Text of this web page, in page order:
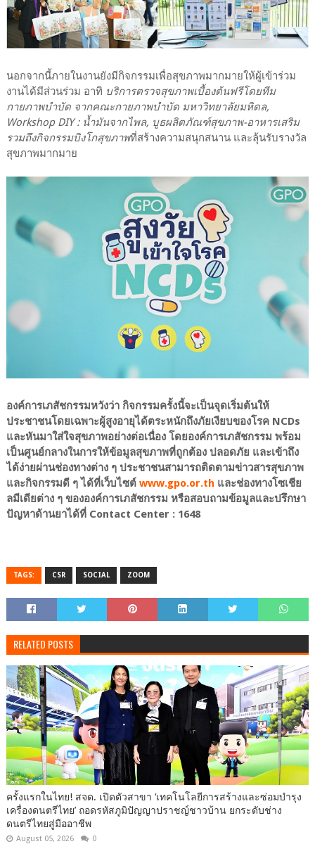
นอกจากนี้ภายในงานยังมีกิจกรรมเพื่อสุขภาพมากมายให้ผู้เข้าร่วม
งานได้มีส่วนร่วม อาทิ บริการตรวจสุขภาพเบื้องต้นฟรีโดยทีม
กายภาพบำบัด จากคณะกายภาพบำบัด มหาวิทยาลัยมหิดล,
Workshop DIY : น้ำมันจากไพล, บูธผลิตภัณฑ์สุขภาพ-อาหารเสริม
รวมถึงกิจกรรมบิงโกสุขภาพที่สร้างความสนุกสนาน และลุ้นรับรางวัล
สุขภาพมากมาย
องค์การเภสัชกรรมหวังว่า กิจกรรมครั้งนี้จะเป็นจุดเริ่มต้นให้
ประชาชนโดยเฉพาะผู้สูงอายุได้ตระหนักถึงภัยเงียบของโรค NCDs
และหันมาใส่ใจสุขภาพอย่างต่อเนื่อง โดยองค์การเภสัชกรรม พร้อม
เป็นศูนย์กลางในการให้ข้อมูลสุขภาพที่ถูกต้อง ปลอดภัย และเข้าถึง
ได้ง่ายผ่านช่องทางต่าง ๆ ประชาชนสามารถติดตามข่าวสารสุขภาพ
และกิจกรรมดี ๆ ได้ที่เว็บไซต์ www.gpo.or.th และช่องทางโซเชีย
ลมีเดียต่าง ๆ ขององค์การเภสัชกรรม หรือสอบถามข้อมูลและปรึกษา
ปัญหาด้านยาได้ที่ Contact Center : 1648
TAGS: CSR SOCIAL ZOOM
RELATED POSTS
ครั้งแรกในไทย! สจด. เปิดตัวสาขา ‘เทคโนโลยีการสร้างและซ่อมบำรุง
เครื่องดนตรีไทย’ ​ถอดรหัสภูมิปัญญาปราชญ์ชาวบ้าน ยกระดับช่าง
ดนตรีไทยสู่มืออาชีพ
August 05, 2026 0